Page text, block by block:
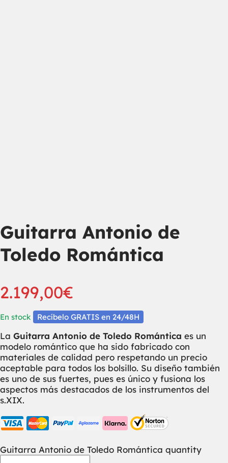
Guitarra Antonio de
Toledo Romántica
2.199,00€
En stock Recíbelo GRATIS en 24/48H
La Guitarra Antonio de Toledo Romántica es un
modelo romántico que ha sido fabricado con
materiales de calidad pero respetando un precio
aceptable para todos los bolsillo. Su diseño también
es uno de sus fuertes, pues es único y fusiona los
aspectos más destacados de los instrumentos del
s.XIX.
Guitarra Antonio de Toledo Romántica quantity